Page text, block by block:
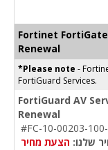
Fortinet
Renewal
*Please note -
FortiGuard Services.
FortiGuard AV
Renewal
#FC-10-00203-
שלנו: הצעת מחיר